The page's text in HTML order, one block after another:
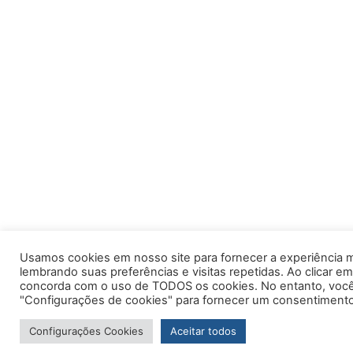
Usamos cookies em nosso site para fornecer a experiência
lembrando suas preferências e visitas repetidas. Ao clicar
concorda com o uso de TODOS os cookies. No entanto,
"Configurações de cookies" para fornecer um
Configurações Cookies Aceitar todos